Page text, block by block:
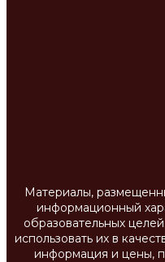
Материалы,
информационный
образовательных
использовать их в
информация и цены,